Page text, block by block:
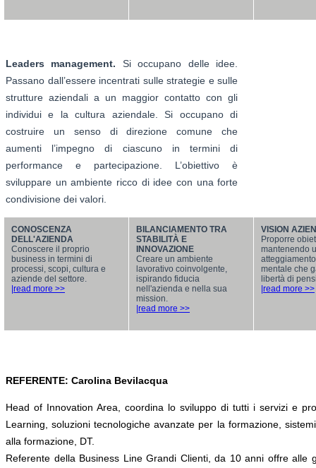
Leaders management. Si occupano delle idee.
Passano dall’essere incentrati sulle strategie e sulle
strutture aziendali a un maggior contatto con gli
individui e la cultura aziendale. Si occupano di
costruire un senso di direzione comune che
aumenti l’impegno di ciascuno in termini di
performance e partecipazione. L’obiettivo è
sviluppare un ambiente ricco di idee con una forte
condivisione dei valori.
CONOSCENZA
DELL'AZIENDA
Conoscere il proprio
business in termini di
processi, scopi, cultura e
aziende del settore.
|read more >>
BILANCIAMENTO TRA
STABILITÀ E
INNOVAZIONE
Creare un ambiente
lavorativo coinvolgente,
ispirando fiducia
nell'azienda e nella sua
mission.
|read more >>
VISION
Proporre
mantenendo
mentale che
libertà di
|read more >>
REFERENTE: Carolina Bevilacqua
Head of Innovation Area, coordina lo sviluppo di tutti i servizi e
Learning, soluzioni tecnologiche avanzate per la formazione,
alla formazione, DT.
Referente della Business Line Grandi Clienti, da 10 anni offre alle